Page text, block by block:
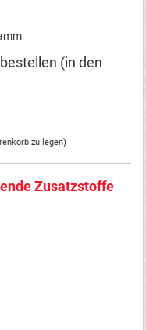
(in den
zu legen)
Zusatzstoffe